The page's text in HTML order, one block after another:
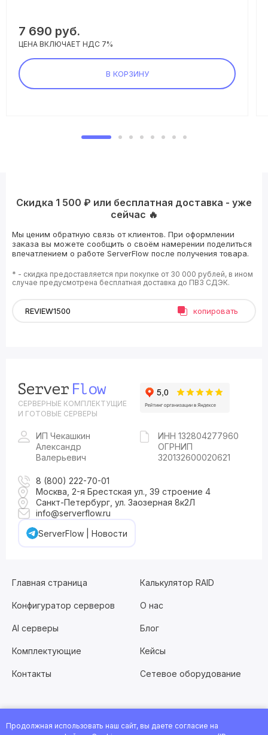
7 690 руб.
ЦЕНА ВКЛЮЧАЕТ НДС 7%
В КОРЗИНУ
Скидка 1 500 ₽ или бесплатная доставка - уже
сейчас 🔥
Мы ценим обратную связь от клиентов. При оформлении
заказа вы можете сообщить о своём намерении поделиться
впечатлением о работе ServerFlow после получения товара.
* - скидка предоставляется при покупке от 30 000 рублей, в ином
случае предусмотрена бесплатная доставка до ПВЗ СДЭК.
копировать
СЕРВЕРНЫЕ КОМПЛЕКТУЩИЕ
И ГОТОВЫЕ СЕРВЕРЫ
ИП Чекашкин
Александр
Валерьевич
ИНН 132804277960
ОГРНИП
320132600020621
8 (800) 222-70-01
Москва, 2-я Брестская ул., 39 строение 4
Санкт-Петербург, ул. Заозерная 8к2Л
info@serverflow.ru
ServerFlow | Новости
Главная страница Калькулятор RAID
Конфигуратор серверов О нас
AI серверы Блог
Комплектующие Кейсы
Контакты Сетевое оборудование
Хотите работать с нами? Заполните анкету
Продолжная использовать наш сайт, вы даете согласие на